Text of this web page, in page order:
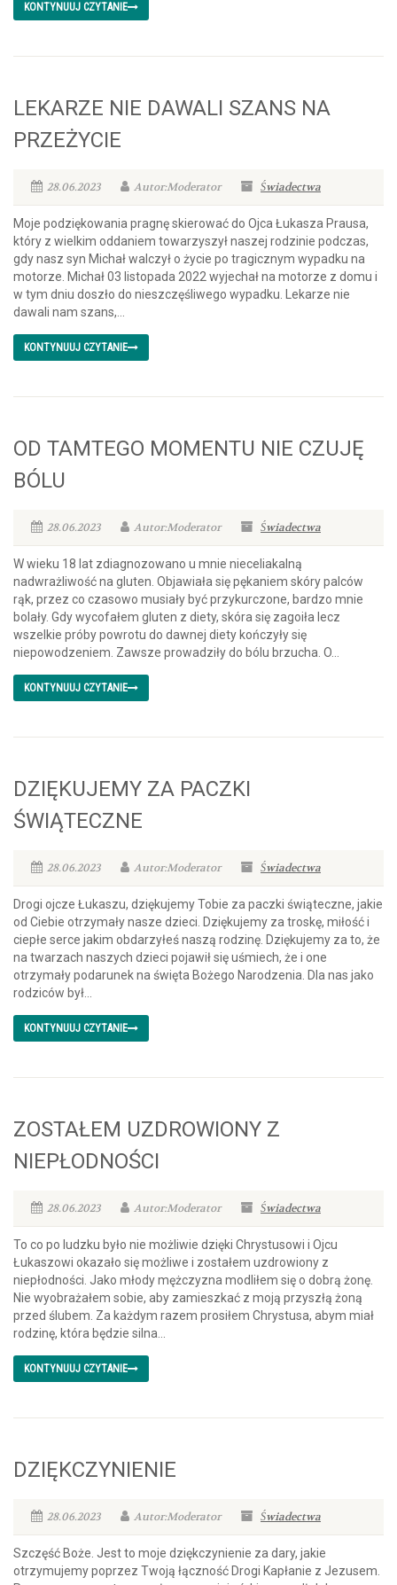
KONTYNUUJ CZYTANIE
LEKARZE NIE DAWALI SZANS NA
PRZEŻYCIE
28.06.2023 Autor:Moderator Świadectwa
Moje podziękowania pragnę skierować do Ojca Łukasza Prausa,
który z wielkim oddaniem towarzyszył naszej rodzinie podczas,
gdy nasz syn Michał walczył o życie po tragicznym wypadku na
motorze. Michał 03 listopada 2022 wyjechał na motorze z domu i
w tym dniu doszło do nieszczęśliwego wypadku. Lekarze nie
dawali nam szans,...
KONTYNUUJ CZYTANIE
OD TAMTEGO MOMENTU NIE CZUJĘ
BÓLU
28.06.2023 Autor:Moderator Świadectwa
W wieku 18 lat zdiagnozowano u mnie nieceliakalną
nadwrażliwość na gluten. Objawiała się pękaniem skóry palców
rąk, przez co czasowo musiały być przykurczone, bardzo mnie
bolały. Gdy wycofałem gluten z diety, skóra się zagoiła lecz
wszelkie próby powrotu do dawnej diety kończyły się
niepowodzeniem. Zawsze prowadziły do bólu brzucha. O...
KONTYNUUJ CZYTANIE
DZIĘKUJEMY ZA PACZKI
ŚWIĄTECZNE
28.06.2023 Autor:Moderator Świadectwa
Drogi ojcze Łukaszu, dziękujemy Tobie za paczki świąteczne, jakie
od Ciebie otrzymały nasze dzieci. Dziękujemy za troskę, miłość i
ciepłe serce jakim obdarzyłeś naszą rodzinę. Dziękujemy za to, że
na twarzach naszych dzieci pojawił się uśmiech, że i one
otrzymały podarunek na święta Bożego Narodzenia. Dla nas jako
rodziców był...
KONTYNUUJ CZYTANIE
ZOSTAŁEM UZDROWIONY Z
NIEPŁODNOŚCI
28.06.2023 Autor:Moderator Świadectwa
To co po ludzku było nie możliwie dzięki Chrystusowi i Ojcu
Łukaszowi okazało się możliwe i zostałem uzdrowiony z
niepłodności. Jako młody mężczyzna modliłem się o dobrą żonę.
Nie wyobrażałem sobie, aby zamieszkać z moją przyszłą żoną
przed ślubem. Za każdym razem prosiłem Chrystusa, abym miał
rodzinę, która będzie silna...
KONTYNUUJ CZYTANIE
DZIĘKCZYNIENIE
28.06.2023 Autor:Moderator Świadectwa
Szczęść Boże. Jest to moje dziękczynienie za dary, jakie
otrzymujemy poprzez Twoją łączność Drogi Kapłanie z Jezusem.